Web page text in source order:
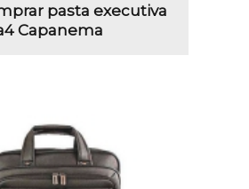
pasta executiva
Capanema